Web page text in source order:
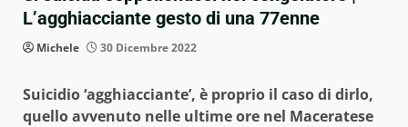
L’agghiacciante gesto di una 77enne
Michele 30 Dicembre 2022
Suicidio ‘agghiacciante’, è proprio il caso di dirlo,
quello avvenuto nelle ultime ore nel Maceratese